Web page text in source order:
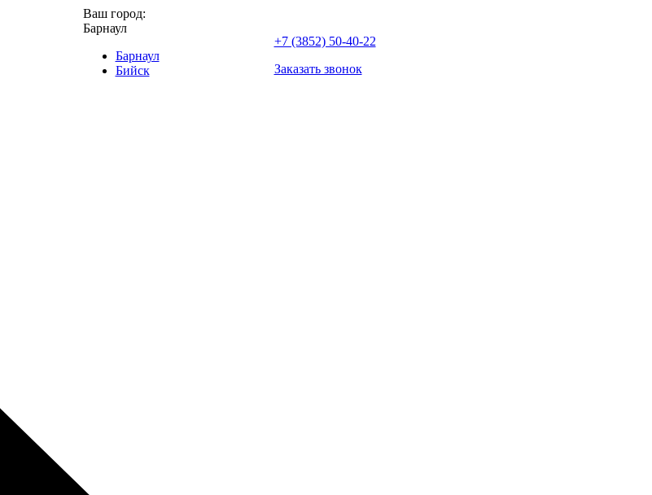
Ваш город:
Барнаул
Барнаул
Бийск
+7 (3852) 50-40-22
Заказать звонок